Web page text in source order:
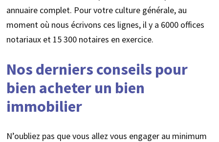
annuaire complet. Pour votre culture générale, au
moment où nous écrivons ces lignes, il y a 6000 offices
notariaux et 15 300 notaires en exercice.
Nos derniers conseils pour
bien acheter un bien
immobilier
N’oubliez pas que vous allez vous engager au minimum